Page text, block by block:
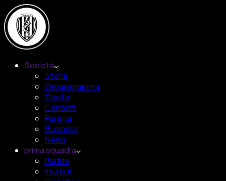
Società
Storia
Organigramma
Stadio
Contatti
Partner
Business
News
prima squadra
Partite
risultati